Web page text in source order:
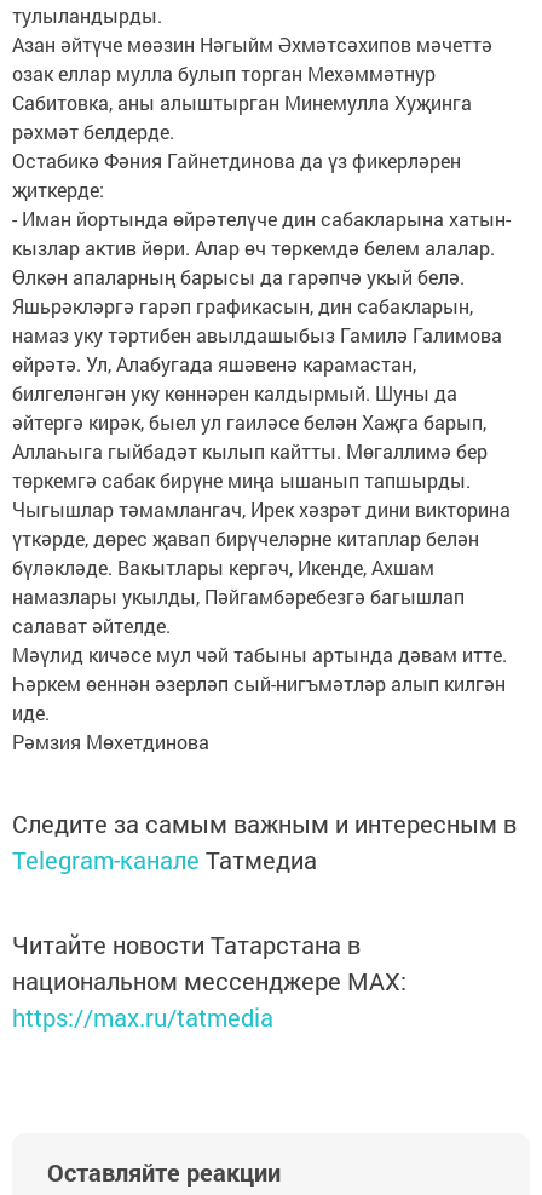
тулыландырды.
Азан әйтүче мөәзин Нәгыйм Әхмәтсәхипов мәчеттә
озак еллар мулла булып торган Мехәммәтнур
Сабитовка, аны алыштырган Минемулла Хуҗинга
рәхмәт белдерде.
Остабикә Фәния Гайнетдинова да үз фикерләрен
җиткерде:
- Иман йортында өйрәтелүче дин сабакларына хатын-
кызлар актив йөри. Алар өч төркемдә белем алалар.
Өлкән апаларның барысы да гарәпчә укый белә.
Яшьрәкләргә гарәп графикасын, дин сабакларын,
намаз уку тәртибен авылдашыбыз Гамилә Галимова
өйрәтә. Ул, Алабугада яшәвенә карамастан,
билгеләнгән уку көннәрен калдырмый. Шуны да
әйтергә кирәк, быел ул гаиләсе белән Хаҗга барып,
Аллаһыга гыйбадәт кылып кайтты. Мөгаллимә бер
төркемгә сабак бирүне миңа ышанып тапшырды.
Чыгышлар тәмамлангач, Ирек хәзрәт дини викторина
үткәрде, дөрес җавап бирүчеләрне китаплар белән
бүләкләде. Вакытлары кергәч, Икенде, Ахшам
намазлары укылды, Пәйгамбәребезгә багышлап
салават әйтелде.
Мәүлид кичәсе мул чәй табыны артында дәвам итте.
Һәркем өеннән әзерләп сый-нигъмәтләр алып килгән
иде.
Рәмзия Мөхетдинова
Следите за самым важным и интересным в
Telegram-канале Татмедиа
Читайте новости Татарстана в
национальном мессенджере MАХ:
https://max.ru/tatmedia
Оставляйте реакции